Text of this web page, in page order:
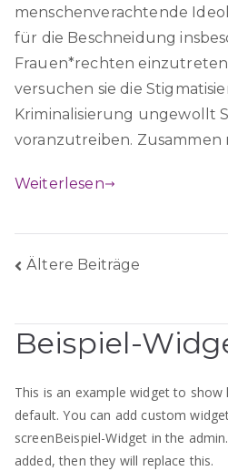
menschenverachtende
für die Beschneidung
Frauen*rechten
versuchen sie die
Kriminalisierung ungewollt
voranzutreiben. Zusammen
Weiterlesen
Ältere Beiträge
Beispiel-
This is an example widget to
default. You can add custom
screenBeispiel-Widget in the
added, then they will replace this.